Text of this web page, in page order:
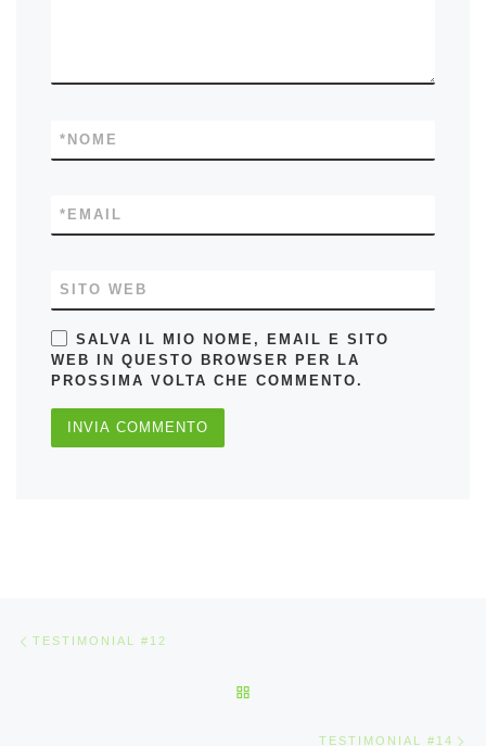
NOME
*
EMAIL
*
SITO WEB
SALVA IL MIO NOME, EMAIL E SITO
WEB IN QUESTO BROWSER PER LA
PROSSIMA VOLTA CHE COMMENTO.
Navigazione articoli
TESTIMONIAL #12
TESTIMONIAL #14